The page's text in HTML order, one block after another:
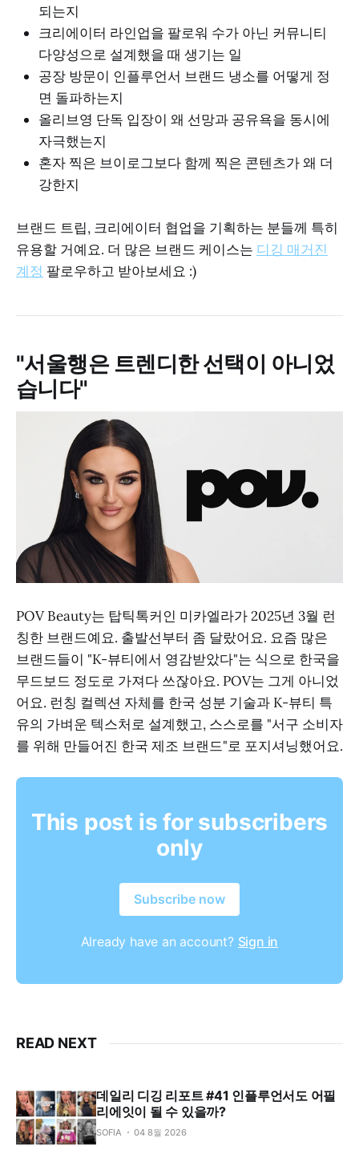
되는지
크리에이터 라인업을 팔로워 수가 아닌 커뮤니티
다양성으로 설계했을 때 생기는 일
공장 방문이 인플루언서 브랜드 냉소를 어떻게 정
면 돌파하는지
올리브영 단독 입장이 왜 선망과 공유욕을 동시에
자극했는지
혼자 찍은 브이로그보다 함께 찍은 콘텐츠가 왜 더
강한지
브랜드 트립, 크리에이터 협업을 기획하는 분들께 특히
유용할 거예요. 더 많은 브랜드 케이스는 디깅 매거진
계정 팔로우하고 받아보세요 :)
"서울행은 트렌디한 선택이 아니었
습니다"
POV Beauty는 탑틱톡커인 미카엘라가 2025년 3월 런
칭한 브랜드예요. 출발선부터 좀 달랐어요. 요즘 많은
브랜드들이 "K-뷰티에서 영감받았다"는 식으로 한국을
무드보드 정도로 가져다 쓰잖아요. POV는 그게 아니었
어요. 런칭 컬렉션 자체를 한국 성분 기술과 K-뷰티 특
유의 가벼운 텍스처로 설계했고, 스스로를 "서구 소비자
를 위해 만들어진 한국 제조 브랜드"로 포지셔닝했어요.
This post is for subscribers
only
Subscribe now
Already have an account? Sign in
READ NEXT
데일리 디깅 리포트 #41 인플루언서도 어필
리에잇이 될 수 있을까?
SOFIA 04 8월 2026